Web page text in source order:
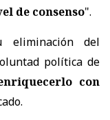
de consenso".
eliminación del
política de
con